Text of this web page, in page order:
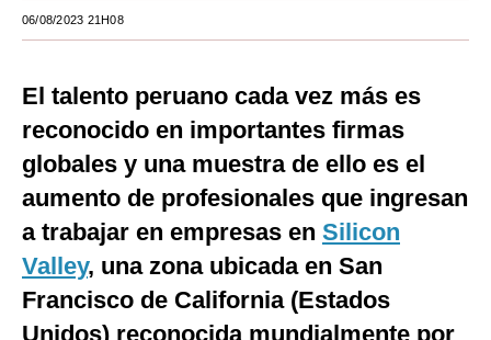
EEUU
España
Internacional
Club del Suscriptor
Mix
06/08/2023 21H08
El talento peruano cada vez más es
reconocido en importantes firmas
globales y una muestra de ello es el
aumento de profesionales que ingresan
a trabajar en empresas en Silicon
Valley, una zona ubicada en San
Francisco de California (Estados
Unidos) reconocida mundialmente por